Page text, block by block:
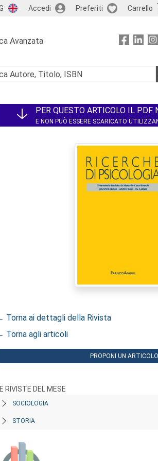
Accedi Preferiti Carrello
Avanzata
PER QUESTO ARTICOLO IL PDF
E NON PUÒ ESSERE SCARICATO
Torna ai dettagli della Rivista
Torna agli articoli
PROPONI UN ARTICOLO
RIVISTE DEL MESE
SOCIOLOGIA
STORIA